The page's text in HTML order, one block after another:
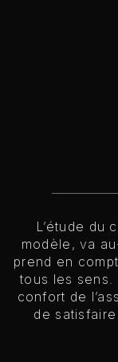
L’étude du
modèle, va
prend en
tous les sens.
confort de
de